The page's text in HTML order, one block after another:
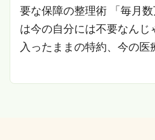
要な保障の整理術 「毎月
は今の自分には不要なんじ
入ったままの特約、今の医
ているの？」 「老後資金
険料が家計 […]